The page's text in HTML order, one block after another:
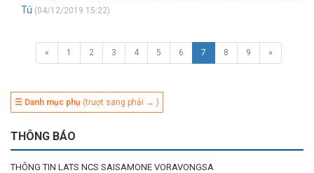
Tú (04/12/2019 15:22)
« 1 2 3 4 5 6 7 8 9 »
☰ Danh mục phụ (trượt sang phải → )
THÔNG BÁO
THÔNG TIN LATS NCS SAISAMONE VORAVONGSA